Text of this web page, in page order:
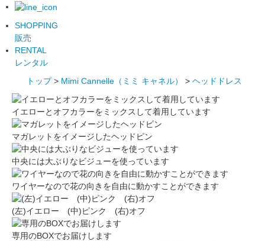
SHOPPING
販売
RENTAL
レンタル
トップ > Mimi Cannelle（ミミ キャネル） > ヘッドドレス
イエローとオフカラーをミックスして着用しています
マガレットをイメージしたヘッドピン
中央には大ぶりなビジューを使っています
ワイヤーなので花の向きを自由に動かすことができます
(左)イエロー (中)ピンク (右)オフ
専用のBOXでお届けします